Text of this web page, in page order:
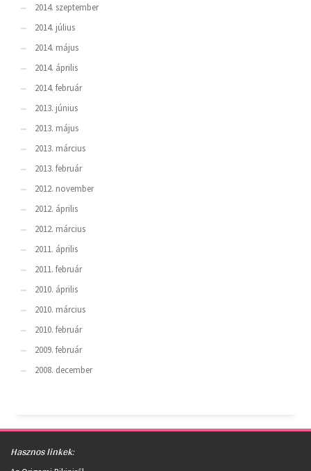
2014. szeptember
2014. július
2014. május
2014. április
2014. február
2013. június
2013. május
2013. március
2013. február
2012. november
2012. április
2012. március
2011. április
2011. február
2010. április
2010. március
2010. február
2009. február
2008. december
Hasznos linkek: